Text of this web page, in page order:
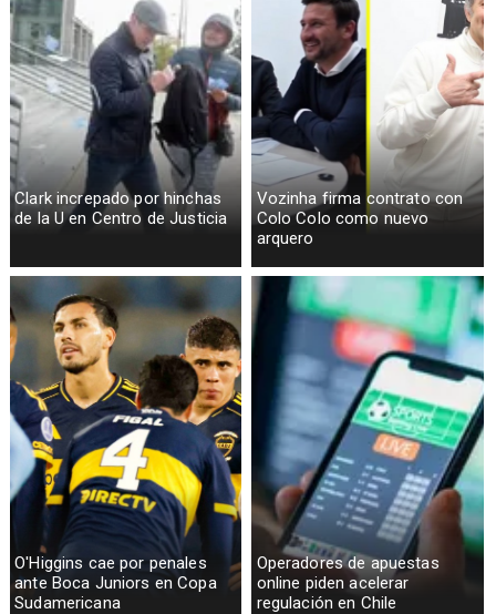
Clark increpado por hinchas
de la U en Centro de Justicia
Vozinha firma contrato con
Colo Colo como nuevo
arquero
O'Higgins cae por penales
ante Boca Juniors en Copa
Sudamericana
Operadores de apuestas
online piden acelerar
regulación en Chile